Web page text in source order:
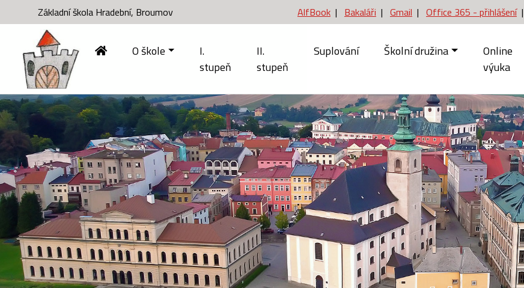
Základní škola Hradební, Broumov AlfBook| Bakaláři | Gmail | Office 365 - přihlášení|
O škole
I.
stupeň
II.
stupeň
Suplování Školní družina
Online
výuka